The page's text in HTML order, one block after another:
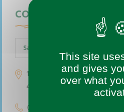
CONTACTEZ-NOUS
Saint-Augustin-des-Bois
1 place de l’église
49170 Saint-Augustin-des-Bois
02 41 77 04 49
This site
and gives
over what